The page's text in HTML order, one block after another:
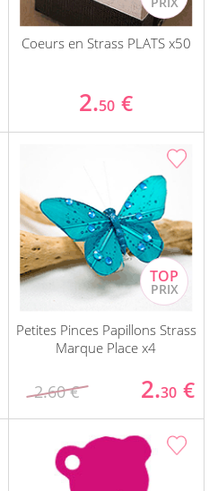
Coeurs en Strass PLATS x50
2.50 €
Petites Pinces Papillons Strass
Marque Place x4
2.60 € 2.30 €